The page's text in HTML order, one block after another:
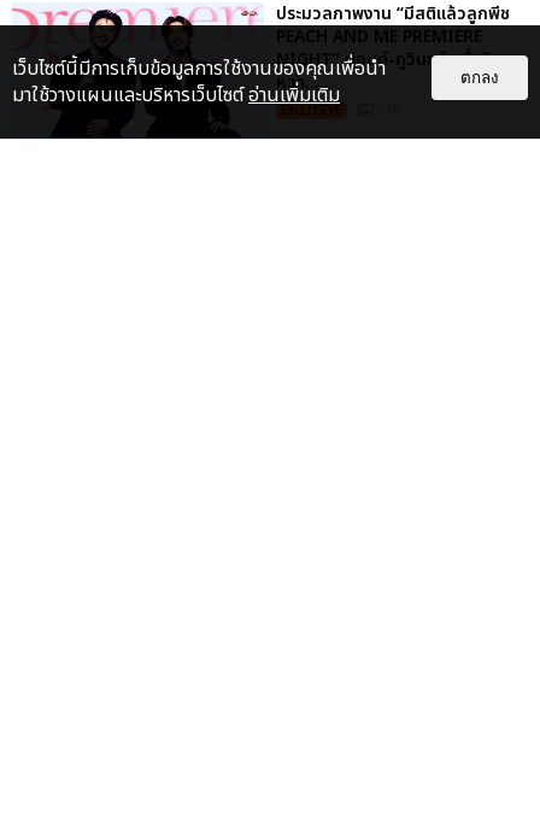
ประมวลภาพงาน “มีสติแล้วลูกพีช
PEACH AND ME PREMIERE
NIGHT” ปอนด์-ภูวินทร์ คลั่งรัก
หวา...
EXCLUSIVE
เว็บไซต์นี้มีการเก็บข้อมูลการใช้งานของคุณเพื่อนำ
มาใช้วางแผนและบริหารเว็บไซต์อ่านเพิ่มเติม
ตกลง